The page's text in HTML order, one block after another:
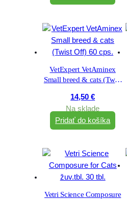
VetExpert VetAminex
Small breed & cats (Twist
14,50€
Na sklade
Pridať do košíka
Vetri Science Composure